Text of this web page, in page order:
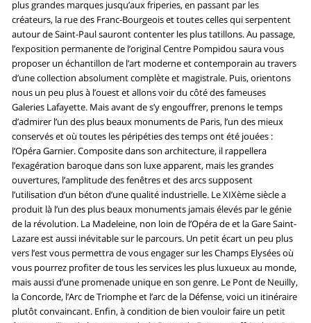
plus grandes marques jusqu’aux friperies, en passant par les
créateurs, la rue des Franc-Bourgeois et toutes celles qui serpentent
autour de Saint-Paul sauront contenter les plus tatillons. Au passage,
l’exposition permanente de l’original Centre Pompidou saura vous
proposer un échantillon de l’art moderne et contemporain au travers
d’une collection absolument complète et magistrale. Puis, orientons
nous un peu plus à l’ouest et allons voir du côté des fameuses
Galeries Lafayette. Mais avant de s’y engouffrer, prenons le temps
d’admirer l’un des plus beaux monuments de Paris, l’un des mieux
conservés et où toutes les péripéties des temps ont été jouées :
l’Opéra Garnier. Composite dans son architecture, il rappellera
l’exagération baroque dans son luxe apparent, mais les grandes
ouvertures, l’amplitude des fenêtres et des arcs supposent
l’utilisation d’un béton d’une qualité industrielle. Le XIXème siècle a
produit là l’un des plus beaux monuments jamais élevés par le génie
de la révolution. La Madeleine, non loin de l’Opéra de et la Gare Saint-
Lazare est aussi inévitable sur le parcours. Un petit écart un peu plus
vers l’est vous permettra de vous engager sur les Champs Elysées où
vous pourrez profiter de tous les services les plus luxueux au monde,
mais aussi d’une promenade unique en son genre. Le Pont de Neuilly,
la Concorde, l’Arc de Triomphe et l’arc de la Défense, voici un itinéraire
plutôt convaincant. Enfin, à condition de bien vouloir faire un petit